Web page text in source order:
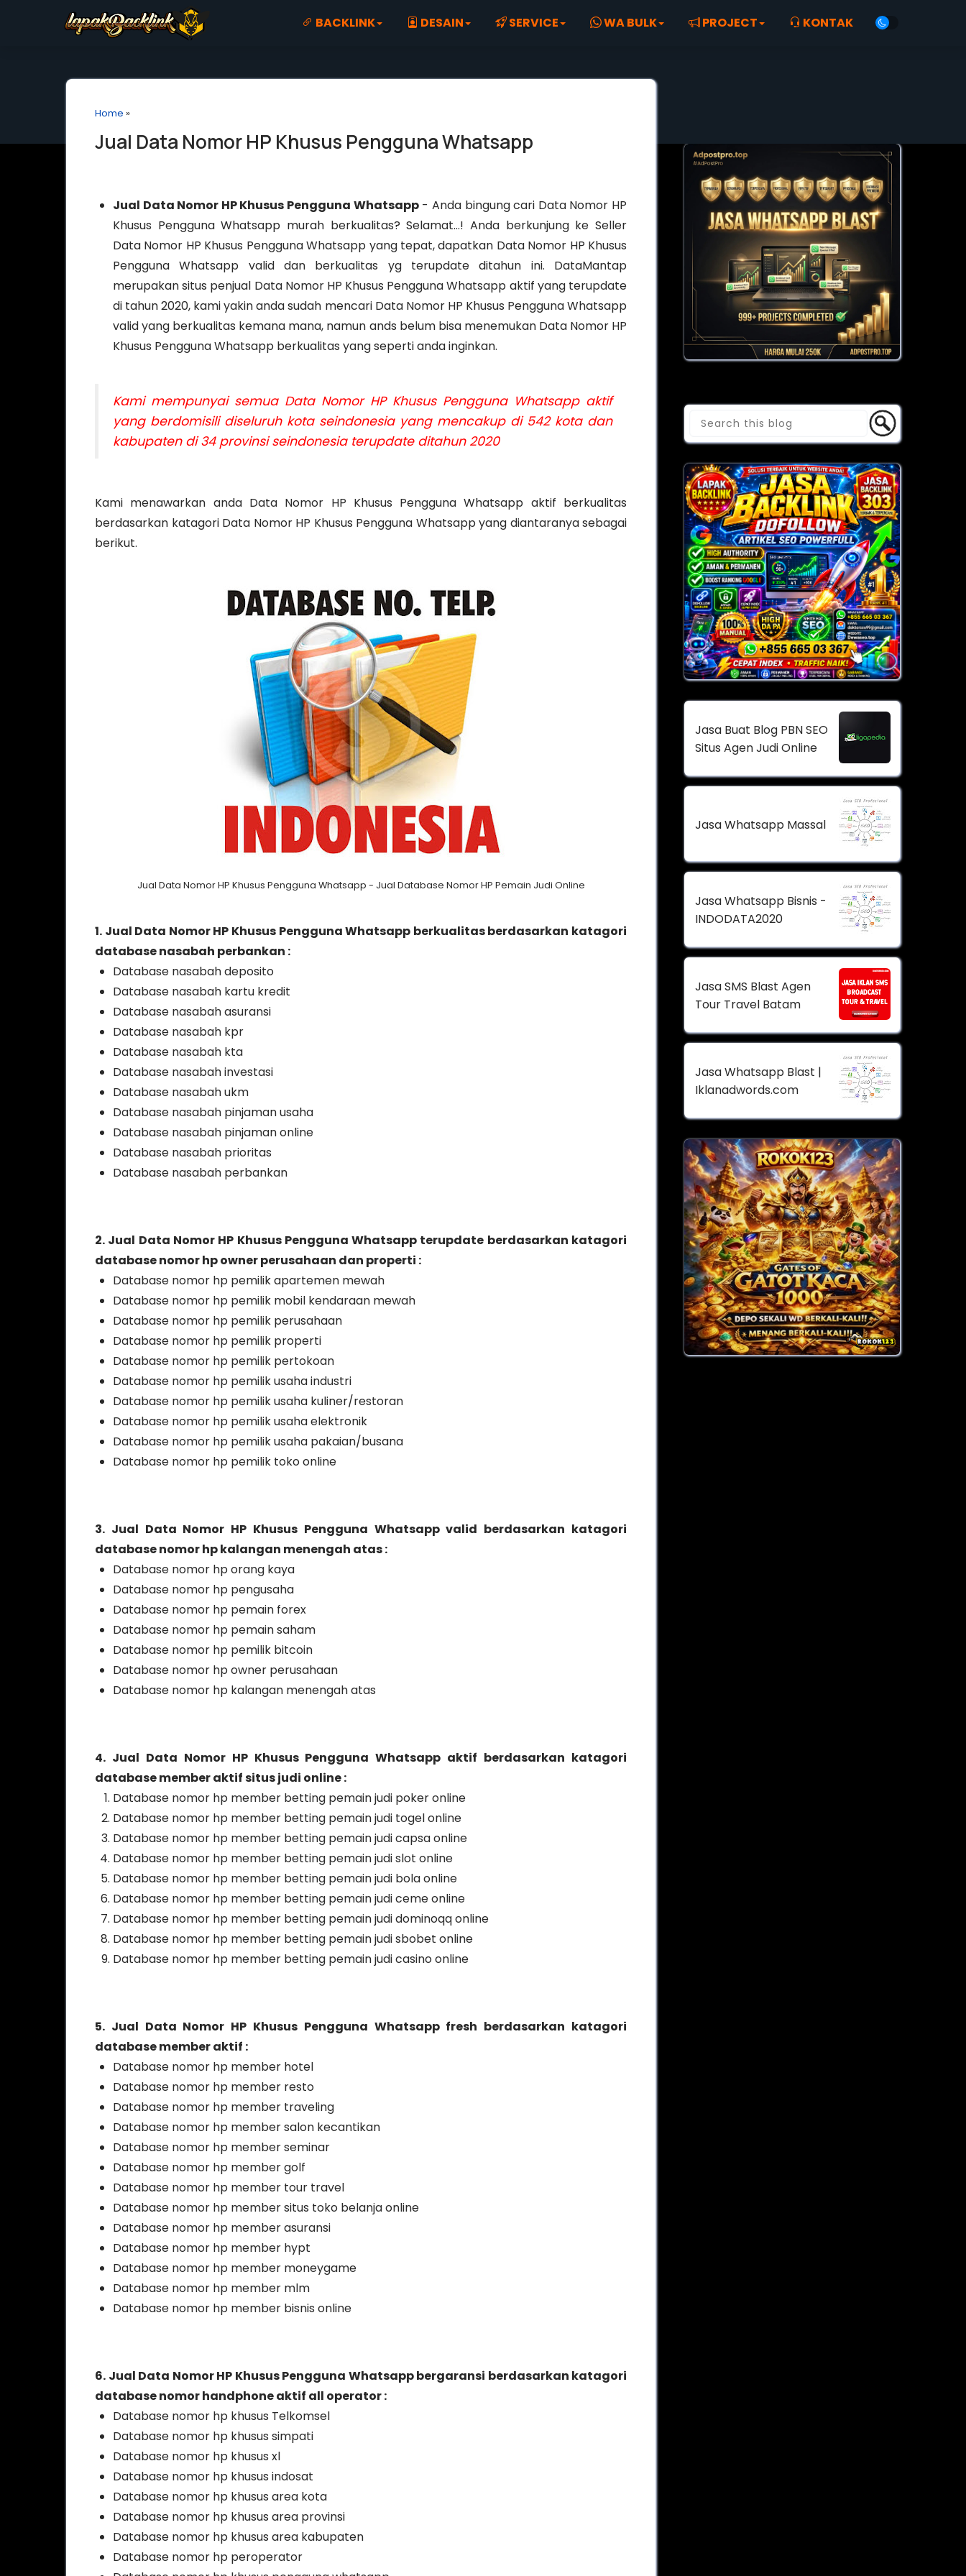
BACKLINK DESAIN SERVICE WA BULK PROJECT KONTAK
Home »
Jual Data Nomor HP Khusus Pengguna Whatsapp
Jual Data Nomor HP Khusus Pengguna Whatsapp- Anda bingung cari Data Nomor HP
Khusus Pengguna Whatsapp murah berkualitas? Selamat…! Anda berkunjung ke Seller
Data Nomor HP Khusus Pengguna Whatsapp yang tepat, dapatkan Data Nomor HP Khusus
Pengguna Whatsapp valid dan berkualitas yg terupdate ditahun ini. DataMantap
merupakan situs penjual Data Nomor HP Khusus Pengguna Whatsapp aktif yang terupdate
di tahun 2020, kami yakin anda sudah mencari Data Nomor HP Khusus Pengguna Whatsapp
valid yang berkualitas kemana mana, namun ands belum bisa menemukan Data Nomor HP
Khusus Pengguna Whatsapp berkualitas yang seperti anda inginkan.
Kami mempunyai semua Data Nomor HP Khusus Pengguna Whatsapp aktif
yang berdomisili diseluruh kota seindonesia yang mencakup di 542 kota dan
kabupaten di 34 provinsi seindonesia terupdate ditahun 2020
Kami menawarkan anda Data Nomor HP Khusus Pengguna Whatsapp aktif berkualitas
berdasarkan katagori Data Nomor HP Khusus Pengguna Whatsapp yang diantaranya sebagai
berikut.
Jual Data Nomor HP Khusus Pengguna Whatsapp - Jual Database Nomor HP Pemain Judi Online
1. Jual Data Nomor HP Khusus Pengguna Whatsapp berkualitas berdasarkan katagori
database nasabah perbankan :
Database nasabah deposito
Database nasabah kartu kredit
Database nasabah asuransi
Database nasabah kpr
Database nasabah kta
Database nasabah investasi
Database nasabah ukm
Database nasabah pinjaman usaha
Database nasabah pinjaman online
Database nasabah prioritas
Database nasabah perbankan
2. Jual Data Nomor HP Khusus Pengguna Whatsapp terupdate berdasarkan katagori
database nomor hp owner perusahaan dan properti :
Database nomor hp pemilik apartemen mewah
Database nomor hp pemilik mobil kendaraan mewah
Database nomor hp pemilik perusahaan
Database nomor hp pemilik properti
Database nomor hp pemilik pertokoan
Database nomor hp pemilik usaha industri
Database nomor hp pemilik usaha kuliner/restoran
Database nomor hp pemilik usaha elektronik
Database nomor hp pemilik usaha pakaian/busana
Database nomor hp pemilik toko online
3. Jual Data Nomor HP Khusus Pengguna Whatsapp valid berdasarkan katagori
database nomor hp kalangan menengah atas :
Database nomor hp orang kaya
Database nomor hp pengusaha
Database nomor hp pemain forex
Database nomor hp pemain saham
Database nomor hp pemilik bitcoin
Database nomor hp owner perusahaan
Database nomor hp kalangan menengah atas
4. Jual Data Nomor HP Khusus Pengguna Whatsapp aktif berdasarkan katagori
database member aktif situs judi online :
Database nomor hp member betting pemain judi poker online
Database nomor hp member betting pemain judi togel online
Database nomor hp member betting pemain judi capsa online
Database nomor hp member betting pemain judi slot online
Database nomor hp member betting pemain judi bola online
Database nomor hp member betting pemain judi ceme online
Database nomor hp member betting pemain judi dominoqq online
Database nomor hp member betting pemain judi sbobet online
Database nomor hp member betting pemain judi casino online
5. Jual Data Nomor HP Khusus Pengguna Whatsapp fresh berdasarkan katagori
database member aktif :
Database nomor hp member hotel
Database nomor hp member resto
Database nomor hp member traveling
Database nomor hp member salon kecantikan
Database nomor hp member seminar
Database nomor hp member golf
Database nomor hp member tour travel
Database nomor hp member situs toko belanja online
Database nomor hp member asuransi
Database nomor hp member hypt
Database nomor hp member moneygame
Database nomor hp member mlm
Database nomor hp member bisnis online
6. Jual Data Nomor HP Khusus Pengguna Whatsapp bergaransi berdasarkan katagori
database nomor handphone aktif all operator :
Database nomor hp khusus Telkomsel
Database nomor hp khusus simpati
Database nomor hp khusus xl
Database nomor hp khusus indosat
Database nomor hp khusus area kota
Database nomor hp khusus area provinsi
Database nomor hp khusus area kabupaten
Database nomor hp peroperator
Jasa Buat Blog PBN SEO
Situs Agen Judi Online
Jasa Whatsapp Massal
Jasa Whatsapp Bisnis -
INDODATA2020
Jasa SMS Blast Agen
Tour Travel Batam
Jasa Whatsapp Blast |
Iklanadwords.com